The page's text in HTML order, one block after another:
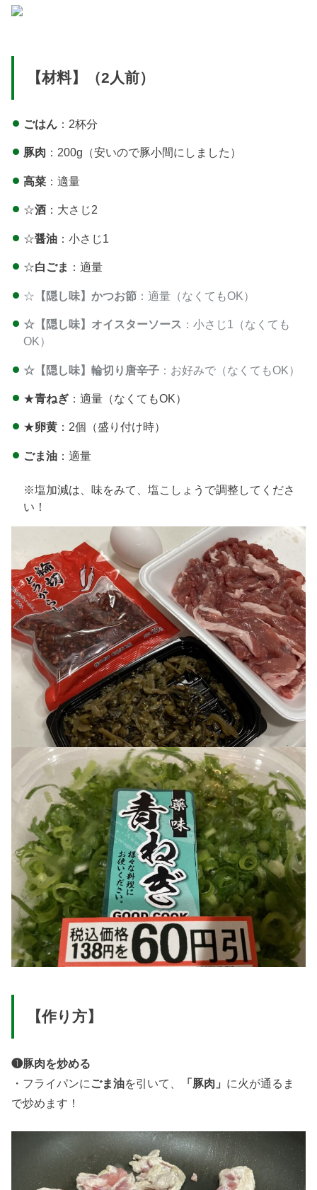
【材料】（2人前）
ごはん：2杯分
豚肉 ：200g（安いので豚小間にしました）
高菜：適量
☆酒：大さじ2
☆醤油：小さじ1
☆白ごま ：適量
☆ 【隠し味】かつお節：適量（なくてもOK）
☆【隠し味】オイスターソース ：小さじ1（なくても
OK）
☆【隠し味】輪切り唐辛子：お好みで（なくてもOK）
★青ねぎ：適量（なくてもOK）
★卵黄：2個（盛り付け時）
ごま油：適量
※塩加減は、味をみて、塩こしょうで調整してくださ
い！
【作り方】
❶豚肉を炒める
・フライパンに ごま油を引いて、 「豚肉」 に火が通るま
で炒めます！